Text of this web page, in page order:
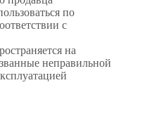
по
с
на
неправильной